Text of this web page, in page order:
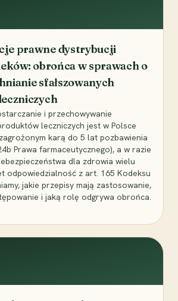
prawne dystrybucji
obrońca w sprawach o
sfałszowanych
i przechowywanie
leczniczych jest w Polsce
karą do 5 lat pozbawienia
Prawa farmaceutycznego), a w razie
dla zdrowia wielu
odpowiedzialność z art. 165 Kodeksu
jakie przepisy mają zastosowanie,
i jaką rolę odgrywa obrońca.